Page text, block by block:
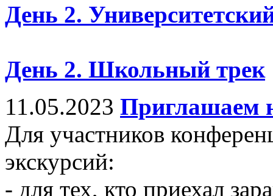
День 2.
День 2. Школьный трек
11.05.2023 Приглашаем
Для участников
экскурсий:
- для тех, кто приехал